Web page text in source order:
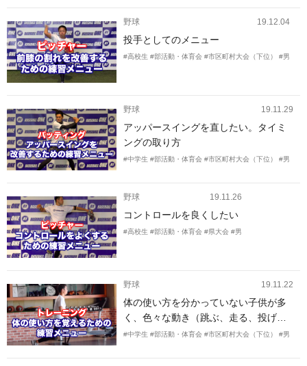
野球 19.12.04
投手としてのメニュー
#高校生 #部活動・体育会 #市区町村大会（下位） #男
野球 19.11.29
アッパースイングを直したい。タイミ
ングの取り方
#中学生 #部活動・体育会 #市区町村大会（下位） #男
野球 19.11.26
コントロールを良くしたい
#高校生 #部活動・体育会 #県大会 #男
野球 19.11.22
体の使い方を分かっていない子供が多
く、色々な動き（跳ぶ、走る、投げる
など）が野球につながりません。 なの
#中学生 #部活動・体育会 #市区町村大会（下位） #男